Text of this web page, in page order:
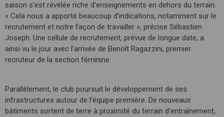
saison s’est révélée riche d’enseignements en dehors du terrain.
« Cela nous a apporté beaucoup d’indications, notamment sur le
recrutement et notre façon de travailler », précise Sébastien
Joseph. Une cellule de recrutement, prévue de longue date, a
ainsi vu le jour avec l’arrivée de Benoît Ragazzini, premier
recruteur de la section féminine.
Parallèlement, le club poursuit le développement de ses
infrastructures autour de l’équipe première. De nouveaux
bâtiments sortent de terre à proximité du terrain d’entraînement,